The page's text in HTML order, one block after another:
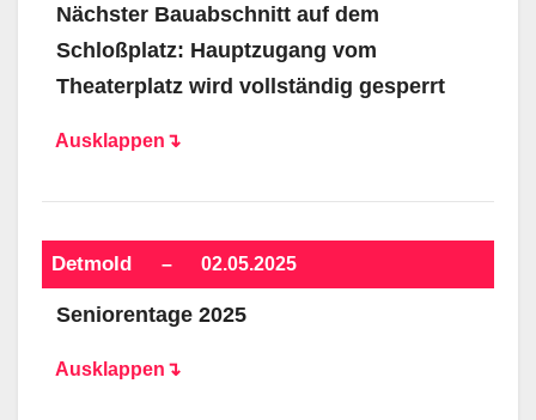
Nächster Bauabschnitt auf dem
Schloßplatz: Hauptzugang vom
Theaterplatz wird vollständig gesperrt
Ausklappen↴
Detmold – 02.05.2025
Seniorentage 2025
Ausklappen↴